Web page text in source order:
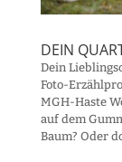
DEIN
Dein
Foto-
MGH-Haste
auf dem
Baum? Oder